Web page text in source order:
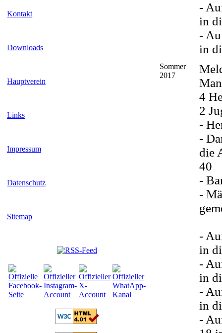
Kontakt
Downloads
Hauptverein
Links
Impressum
Datenschutz
Sitemap
-
in
-
in
Sommer
2017
4
2
-
-
die
40
-
-
-
in
-
in
-
in
-